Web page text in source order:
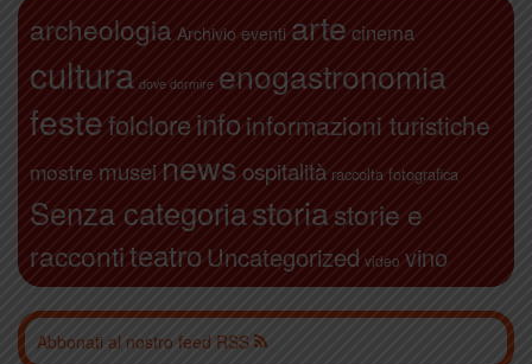
archeologia Archivio eventi arte cinema
cultura dove dormire enogastronomia
festefolcloreinfo informazioni turistiche
mostre musei news ospitalità raccolta fotografica
Senza categoriastoriastorie e
raccontiteatro Uncategorized video vino
Abbonati al nostro feed RSS